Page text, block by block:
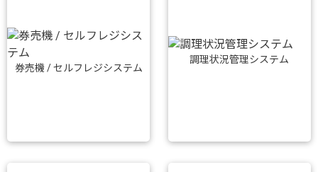
券売機 / セルフレジシステム
調理状況管理システム